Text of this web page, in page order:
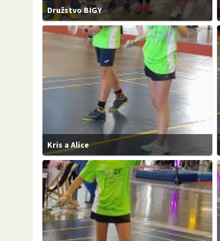
Družstvo BIGY
Kris a Alice